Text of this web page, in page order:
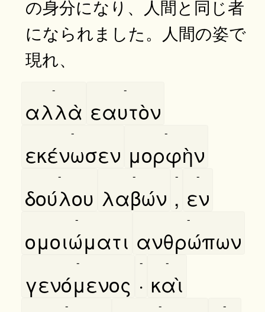
の身分になり、人間と同じ者
になられました。人間の姿で
現れ、
αλλὰ
-
εαυτὸν
-
εκένωσεν
-
μορφὴν
-
δούλου
-
λαβών
-
,
-
εν
-
ομοιώματι
-
ανθρώπων
-
γενόμενος
-
·
-
καὶ
-
- - -